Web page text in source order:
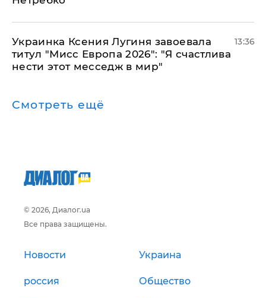
Украинка Ксения Лугиня завоевала
титул "Мисс Европа 2026": "Я счастлива
нести этот месседж в мир"
13:36
Смотреть ещё
© 2026, Диалог.ua
Все права защищены.
Новости Украина
россия Общество